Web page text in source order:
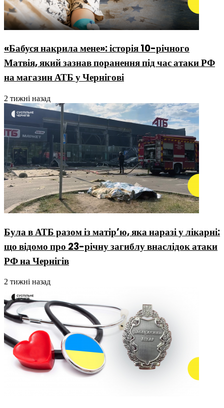
«Бабуся накрила мене»: історія 10-річного
Матвія, який зазнав поранення під час атаки РФ
на магазин АТБ у Чернігові
2 тижні назад
Була в АТБ разом із матір’ю, яка наразі у лікарні:
що відомо про 23-річну загиблу внаслідок атаки
РФ на Чернігів
2 тижні назад